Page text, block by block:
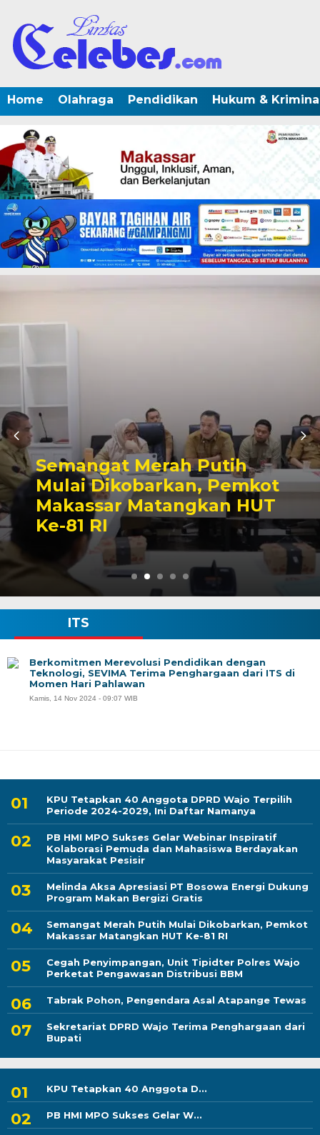
Home Olahraga Pendidikan Hukum &
Putih
Pemkot
HUT
Ajang
Sektor,
Sepak Bola
Semarak HUT
Wajo
KPU Tetapkan 40 Anggota DPRD Wajo Terpilih
Periode 2024-2029, Ini Daftar Namanya
PB HMI MPO Sukses Gelar Webinar Inspiratif
Kolaborasi Pemuda dan Mahasiswa Berdayakan
Masyarakat Pesisir
Melinda Aksa Apresiasi PT Bosowa Energi Dukung
Program Makan Bergizi Gratis
Semangat Merah Putih Mulai Dikobarkan, Pemkot
Makassar Matangkan HUT Ke-81 RI
Cegah Penyimpangan, Unit Tipidter Polres Wajo
Perketat Pengawasan Distribusi BBM
Tabrak Pohon, Pengendara Asal Atapange Tewas
Sekretariat DPRD Wajo Terima Penghargaan dari
Bupati
KPU Tetapkan 40 Anggota D...
PB HMI MPO Sukses Gelar W...
ITS
Berkomitmen Merevolusi Pendidikan dengan
Teknologi, SEVIMA Terima Penghargaan dari ITS di
Momen Hari Pahlawan
Kamis, 14 Nov 2024 - 09:07 WIB